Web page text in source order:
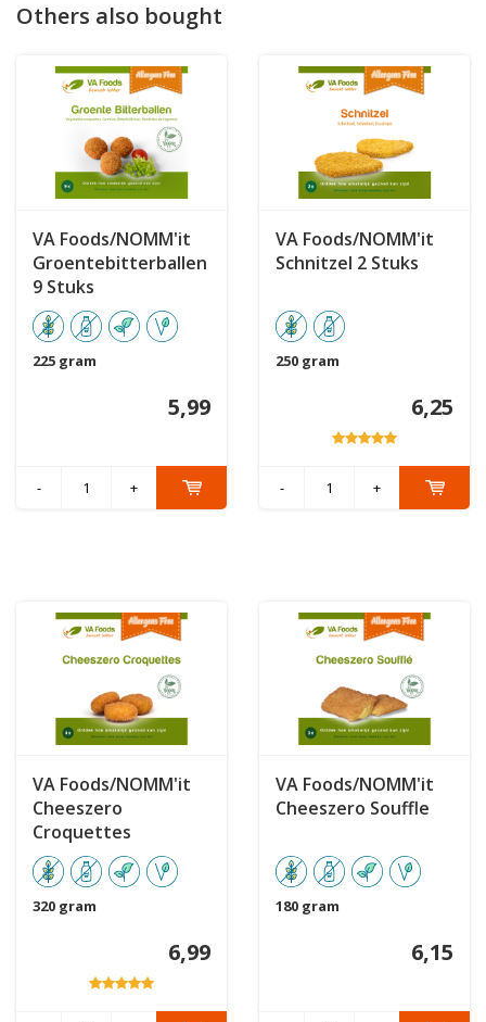
Others also bought
VA Foods/NOMM'it
Groentebitterballen
9 Stuks
225 gram
5,99
- +
VA Foods/NOMM'it
Schnitzel 2 Stuks
250 gram
6,25
- +
VA Foods/NOMM'it
Cheeszero
Croquettes
320 gram
6,99
VA Foods/NOMM'it
Cheeszero Souffle
180 gram
6,15